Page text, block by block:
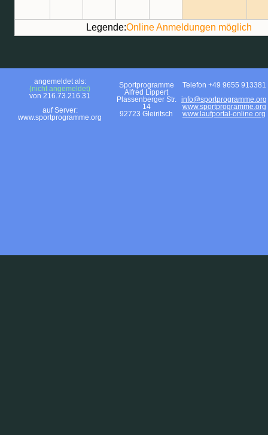
Legende:Online Anmeldungen möglich
angemeldet als:
(nicht angemeldet)
von 216.73.216.31
auf Server:
www.sportprogramme.org
Sportprogramme
Alfred Lippert
Plassenberger Str.
14
92723 Gleiritsch
Telefon +49 9655 913381
info@sportprogramme.org
www.sportprogramme.org
www.laufportal-online.org